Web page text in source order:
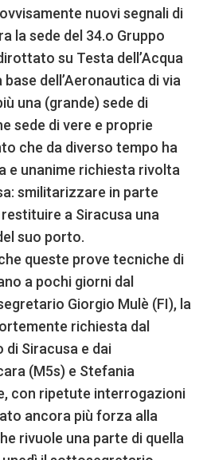
nuovi segnali di
la sede del 34.o Gruppo
su Testa dell’Acqua
dell’Aeronautica di via
una (grande) sede di
sede di vere e proprie
che da diverso tempo ha
e unanime richiesta rivolta
smilitarizzare in parte
restituire a Siracusa una
suo porto.
queste prove tecniche di
a pochi giorni dal
Giorgio Mulè (FI), la
richiesta dal
Siracusa e dai
(M5s) e Stefania
con ripetute interrogazioni
ancora più forza alla
rivuole una parte di quella